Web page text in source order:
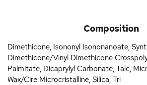
Composition
Dimethicone, Isononyl Isononanoate,
Dimethicone/Vinyl Dimethicone
Palmitate, Dicaprylyl Carbonate, Talc,
Wax/Cire Microcristalline, Silica, Tri